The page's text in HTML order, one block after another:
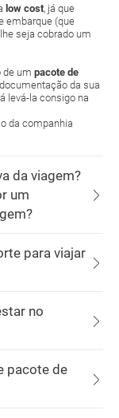
low cost, já que
embarque (que
seja cobrado um
de um pacote de
da sua
levá-la consigo na
da companhia
da viagem?
um
para viajar
no
pacote de